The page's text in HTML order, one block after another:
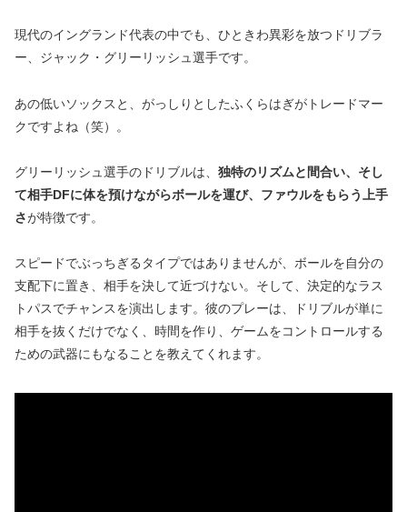
現代のイングランド代表の中でも、ひときわ異彩を放つドリブラ
ー、ジャック・グリーリッシュ選手です。
あの低いソックスと、がっしりとしたふくらはぎがトレードマー
クですよね（笑）。
グリーリッシュ選手のドリブルは、 独特のリズムと間合い、そし
て相手DFに体を預けながらボールを運び、ファウルをもらう上手
さが特徴です。
スピードでぶっちぎるタイプではありませんが、ボールを自分の
支配下に置き、相手を決して近づけない。そして、決定的なラス
トパスでチャンスを演出します。彼のプレーは、ドリブルが単に
相手を抜くだけでなく、時間を作り、ゲームをコントロールする
ための武器にもなることを教えてくれます。